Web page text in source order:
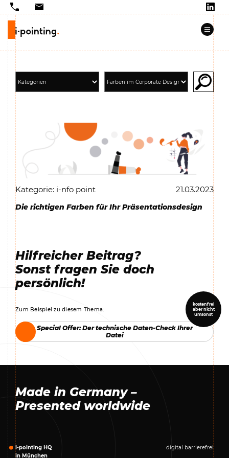
Kategorie: i-nfo point 21.03.2023
Die richtigen Farben für Ihr Präsentationsdesign
Hilfreicher Beitrag?
Sonst fragen Sie doch
persönlich!
Zum Beispiel zu diesem Thema:
kostenfrei
aber nicht
umsonst
Special Offer: Der technische Daten-Check Ihrer
Datei
Special Offer: Der technische Daten-Check Ihrer
Datei
Made in Germany –
Presented worldwide
i-pointing HQ
in München
digital barrierefrei